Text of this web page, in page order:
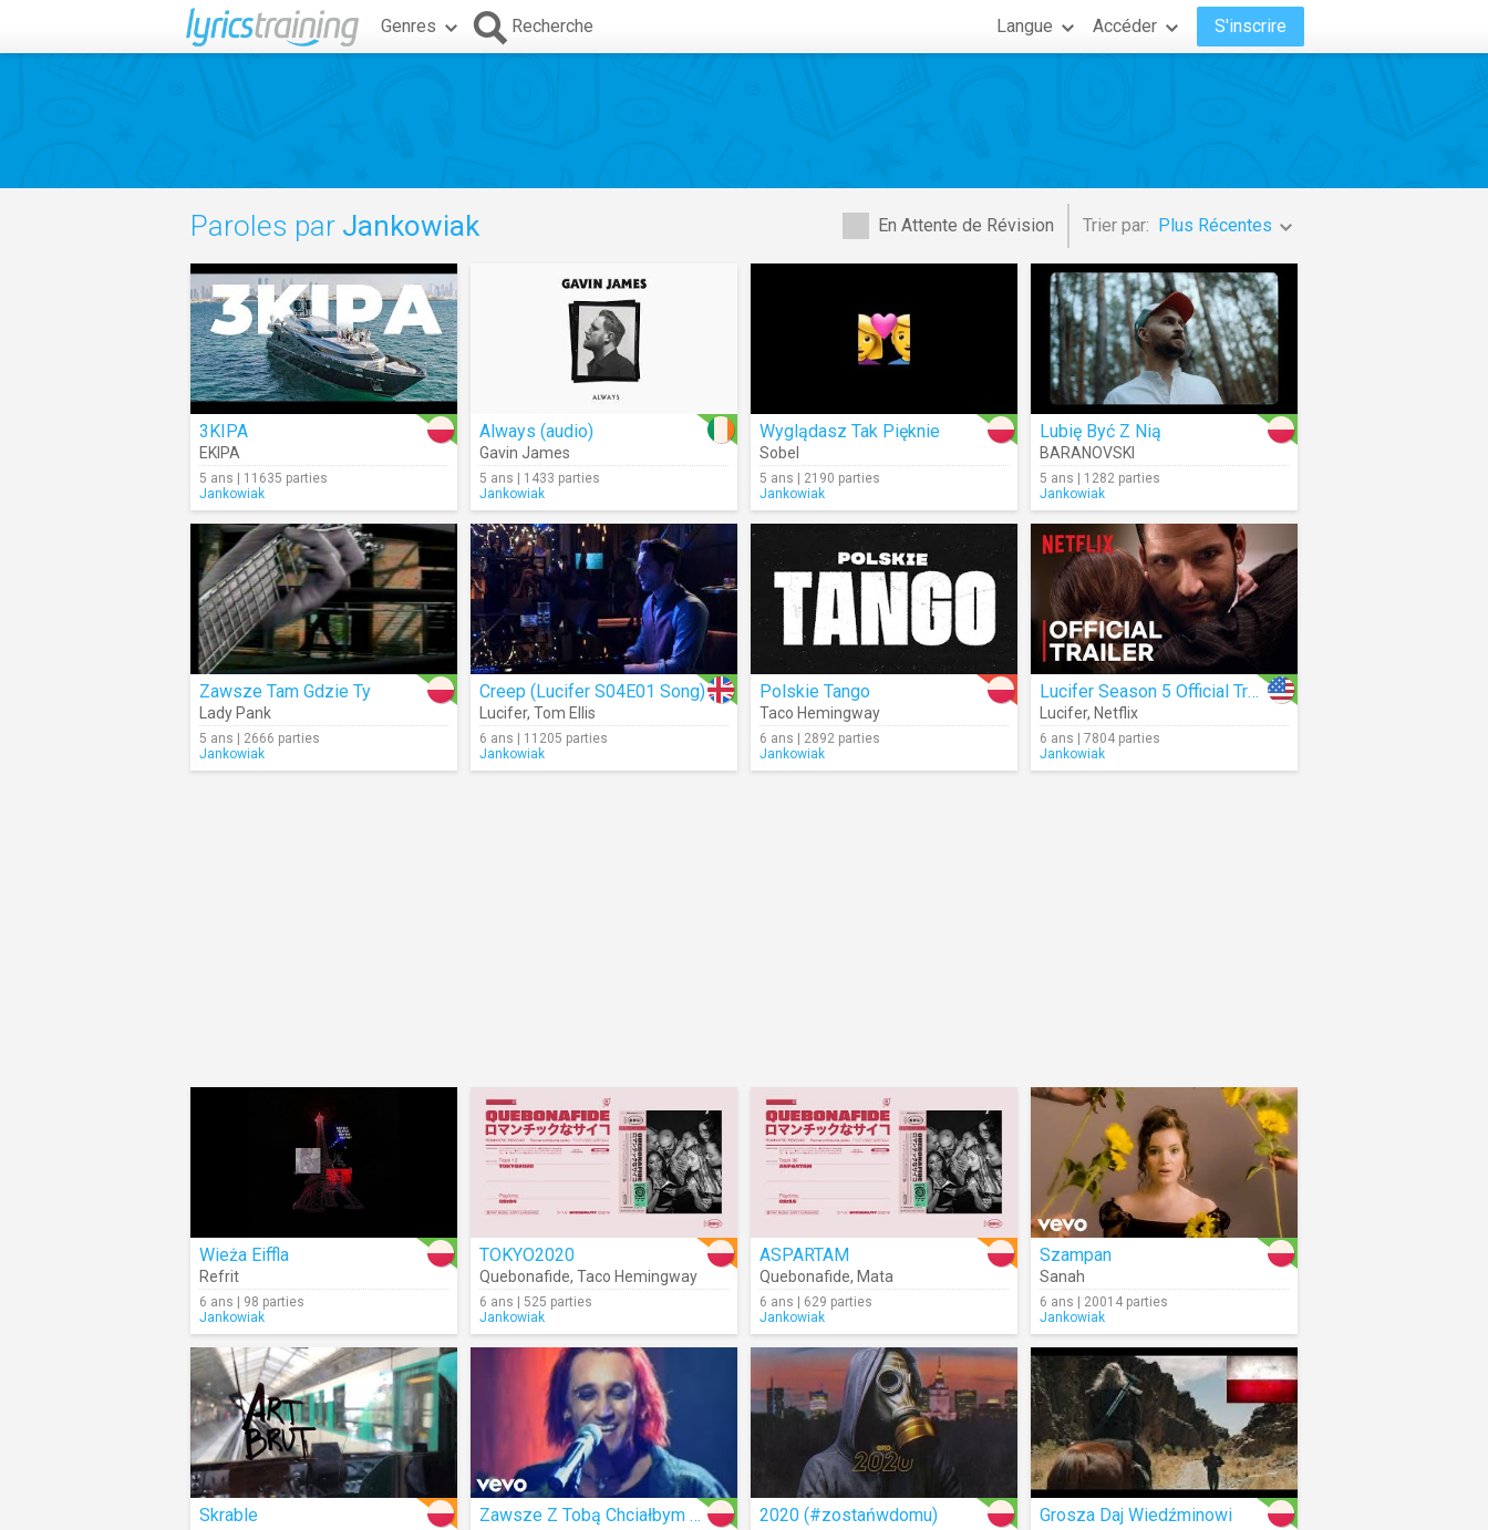
Genres Recherche Langue Accéder S'inscrire
En Attente de Révision Trier par: Plus Récentes
Paroles par Jankowiak
3KIPA
EKIPA
5 ans | 11635 parties
Jankowiak
Always (audio)
Gavin James
5 ans | 1433 parties
Jankowiak
Wyglądasz Tak Pięknie
Sobel
5 ans | 2190 parties
Jankowiak
Lubię Być Z Nią
BARANOVSKI
5 ans | 1282 parties
Jankowiak
Zawsze Tam Gdzie Ty
Lady Pank
5 ans | 2666 parties
Jankowiak
Creep (Lucifer S04E01 Song)
Lucifer, Tom Ellis
6 ans | 11205 parties
Jankowiak
Polskie Tango
Taco Hemingway
6 ans | 2892 parties
Jankowiak
Lucifer Season 5 Official Trailer|Netflix
Lucifer, Netflix
6 ans | 7804 parties
Jankowiak
Wieża Eiffla
Refrit
6 ans | 98 parties
Jankowiak
TOKYO2020
Quebonafide, Taco Hemingway
6 ans | 525 parties
Jankowiak
ASPARTAM
Quebonafide, Mata
6 ans | 629 parties
Jankowiak
Szampan
Sanah
6 ans | 20014 parties
Jankowiak
Skrable Zawsze Z Tobą Chciałbym Być 2020 (#zostańwdomu) Grosza Daj Wiedźminowi